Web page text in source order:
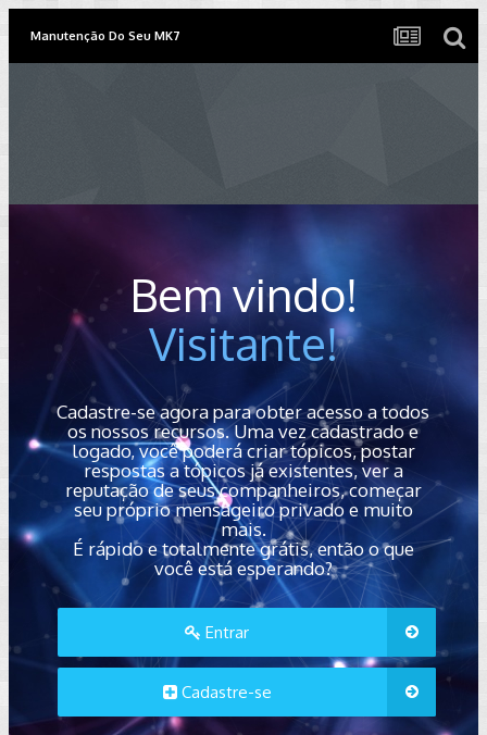
Manutenção Do Seu MK7
Bem vindo!
Visitante!
Cadastre-se agora para obter acesso a todos
os nossos recursos. Uma vez cadastrado e
logado, você poderá criar tópicos, postar
respostas a tópicos já existentes, ver a
reputação de seus companheiros, começar
seu próprio mensageiro privado e muito
mais.
É rápido e totalmente grátis, então o que
você está esperando?
Entrar
Cadastre-se